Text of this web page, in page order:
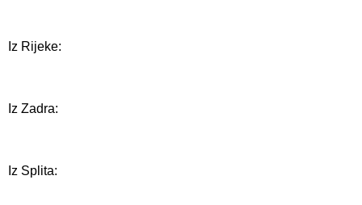
Iz Rijeke:
Iz Zadra:
Iz Splita: